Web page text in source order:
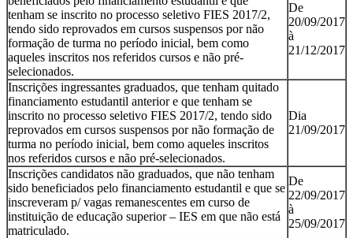
tenham se inscrito no processo seletivo FIES 2017/2,
tendo sido reprovados em cursos suspensos por não
formação de turma no período inicial, bem como
aqueles inscritos nos referidos cursos e não pré-
selecionados.
De
20/09/2017
à
21/12/2017
Inscrições ingressantes graduados, que tenham quitado
financiamento estudantil anterior e que tenham se
inscrito no processo seletivo FIES 2017/2, tendo sido
reprovados em cursos suspensos por não formação de
turma no período inicial, bem como aqueles inscritos
nos referidos cursos e não pré-selecionados.
Dia
21/09/2017
Inscrições candidatos não graduados, que não tenham
sido beneficiados pelo financiamento estudantil e que se
inscreveram p/ vagas remanescentes em curso de
instituição de educação superior – IES em que não está
matriculado.
De
22/09/2017
à
25/09/2017